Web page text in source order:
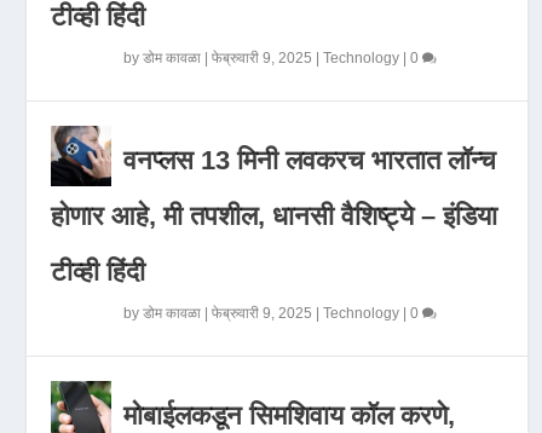
टीव्ही हिंदी
byडोम कावळा |फेब्रुवारी 9, 2025 |Technology |0
वनप्लस 13 मिनी लवकरच भारतात लॉन्च
होणार आहे, मी तपशील, धानसी वैशिष्ट्ये – इंडिया
टीव्ही हिंदी
byडोम कावळा |फेब्रुवारी 9, 2025 |Technology |0
मोबाईलकडून सिमशिवाय कॉल करणे,